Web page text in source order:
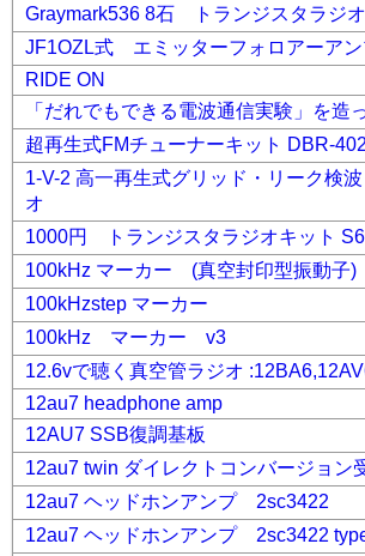
Graymark536 8石 トランジスタラジ
JF1OZL式 エミッターフォロアーアン
RIDE ON
「だれでもできる電波通信実験」を造
超再生式FMチューナーキット DBR-402
1-V-2 高一再生式グリッド・リーク検
オ
1000円 トランジスタラジオキット
100kHz マーカー (真空封印型振動子)
100kHzstep マーカー
100kHz マーカー v3
12.6vで聴く真空管ラジオ
12au7 headphone amp
12AU7 SSB復調基板
12au7 twin ダイレクトコンバージョン
12au7 ヘッドホンアンプ 2sc3422
12au7 ヘッドホンアンプ 2sc3422